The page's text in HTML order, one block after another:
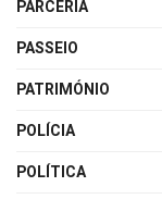
PARCERIA
PASSEIO
PATRIMÓNIO
POLÍCIA
POLÍTICA